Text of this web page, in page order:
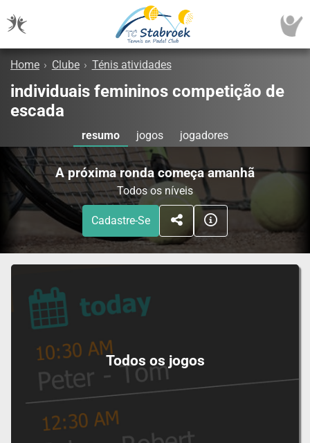
Home › Clube › Ténis atividades
individuais femininos competição de
escada
resumo jogos jogadores
A próxima ronda começa amanhã
Todos os níveis
Cadastre-Se
Todos os jogos